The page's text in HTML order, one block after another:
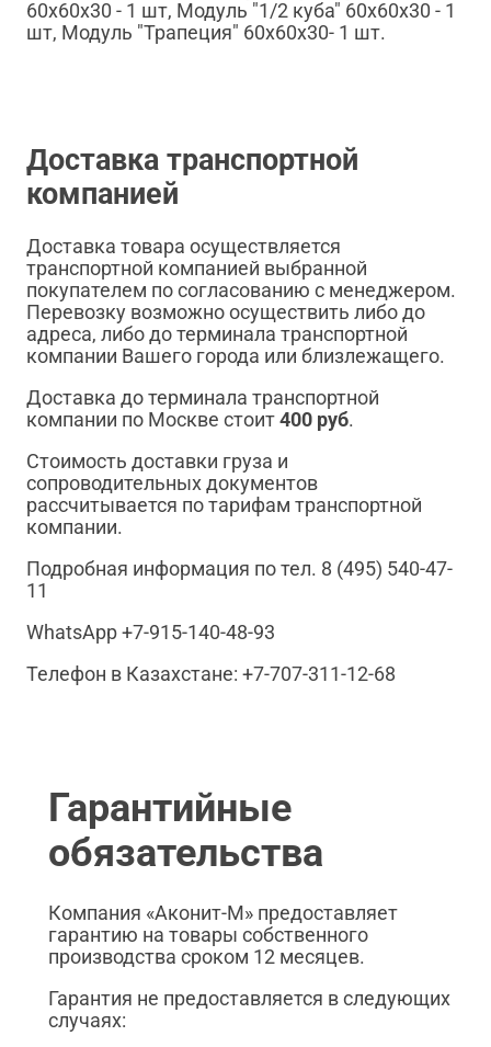
60х60х30 - 1 шт, Модуль "1/2 куба" 60х60х30 - 1
шт, Модуль "Трапеция" 60х60х30- 1 шт.
Доставка транспортной
компанией
Доставка товара осуществляется
транспортной компанией выбранной
покупателем по согласованию с менеджером.
Перевозку возможно осуществить либо до
адреса, либо до терминала транспортной
компании Вашего города или близлежащего.
Доставка до терминала транспортной
компании по Москве стоит400 руб.
Стоимость доставки груза и
сопроводительных документов
рассчитывается по тарифам транспортной
компании.
Подробная информация по тел. 8 (495) 540-47-
11
WhatsApp +7-915-140-48-93
Телефон в Казахстане: +7-707-311-12-68
Гарантийные
обязательства
Компания «Аконит-М» предоставляет
гарантию на товары собственного
производства сроком 12 месяцев.
Гарантия не предоставляется в следующих
случаях: